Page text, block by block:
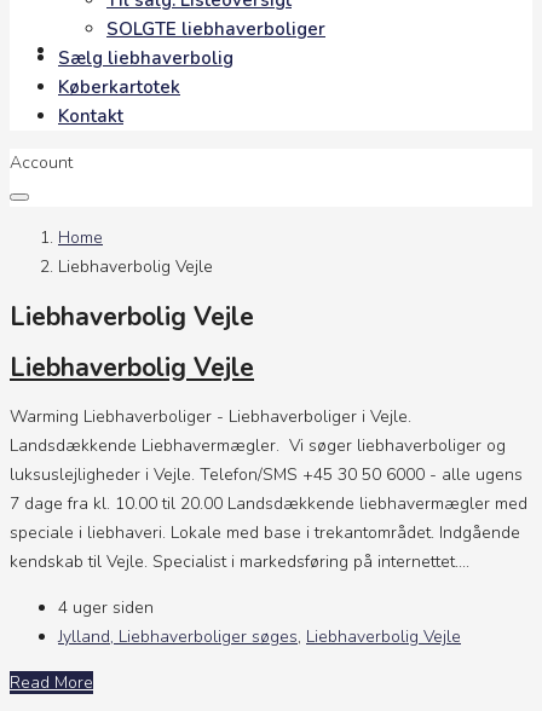
Kontakt
SOLGTE liebhaverboliger
Sælg liebhaverbolig
Køberkartotek
Kontakt
Account
Home
Liebhaverbolig Vejle
Liebhaverbolig Vejle
Liebhaverbolig Vejle
Warming Liebhaverboliger - Liebhaverboliger i Vejle.
Landsdækkende Liebhavermægler. Vi søger liebhaverboliger og
luksuslejligheder i Vejle. Telefon/SMS +45 30 50 6000 - alle ugens
7 dage fra kl. 10.00 til 20.00 Landsdækkende liebhavermægler med
speciale i liebhaveri. Lokale med base i trekantområdet. Indgående
kendskab til Vejle. Specialist i markedsføring på internettet....
4 uger siden
Jylland, Liebhaverboliger søges, Liebhaverbolig Vejle
Read More